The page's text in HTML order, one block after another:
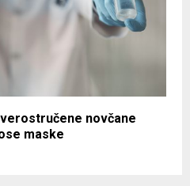
novčane
maske